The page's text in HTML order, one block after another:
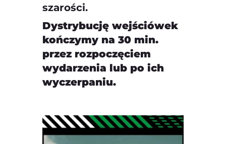
szarości.
Dystrybucję wejściówek
kończymy na 30 min.
przez rozpoczęciem
wydarzenia lub po ich
wyczerpaniu.